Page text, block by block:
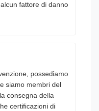
fattore di danno
possediamo
siamo membri del
consegna della
certificazioni di